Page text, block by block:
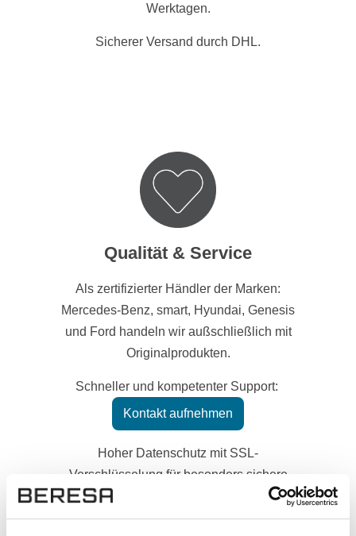
Werktagen.
Sicherer Versand durch DHL.
Qualität & Service
Als zertifizierter Händler der Marken:
Mercedes-Benz, smart, Hyundai, Genesis
und Ford handeln wir außschließlich mit
Originalprodukten.
Schneller und kompetenter Support:
Kontakt aufnehmen
Hoher Datenschutz mit SSL-
Verschlüsselung für besonders sichere